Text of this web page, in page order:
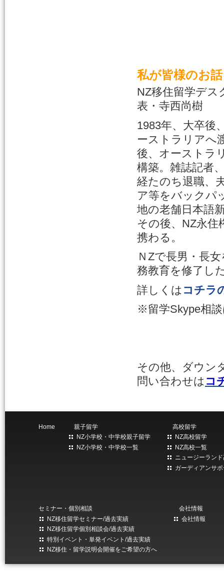
私が皆様のお
NZ移住留学デス
表・寺西尚樹
1983年、大卒後
ーストラリアへ
後、オーストラ
構築。雑誌記者
経たのち退職、
ア等をバックパ
地の老舗日本語
その後、NZ永住
携わる。
ＮZで長男・長
務教育を修了し
詳しくは コチラ
※留学Skype相
その他、ダウン
問い合わせは コ
Home
親子留学
NZ小学校・中学校親子留学
NZ小学校・中学校一覧
高校留学
NZ高校留学
NZ高校一覧
ニュージーラン
ガーディアンサ
セミナー・個別相談
NZ移住留学セミナー/過去実績
NZ移住留学個別相談会/過去実績
特別イベント・単発イベント/過去実績
NZ移住・留学説明会開催をご希望の方へ
会社情報
会社情報